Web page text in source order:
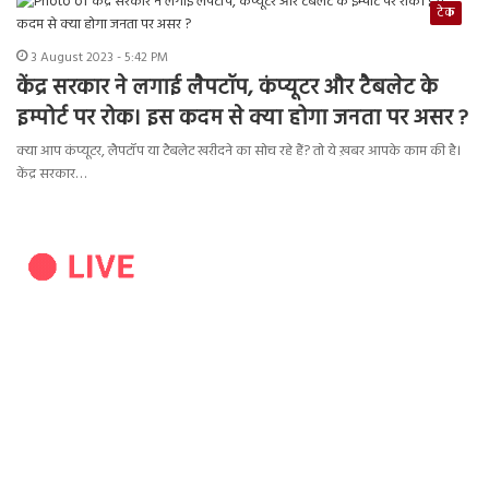
टेक
3 August 2023 - 5:42 PM
केंद्र सरकार ने लगाई लैपटॉप, कंप्यूटर और टैबलेट के
इम्पोर्ट पर रोक। इस कदम से क्या होगा जनता पर असर ?
क्या आप कंप्यूटर, लैपटॉप या टैबलेट खरीदने का सोच रहे हैं? तो ये ख़बर आपके काम की है।
केंद्र सरकार…